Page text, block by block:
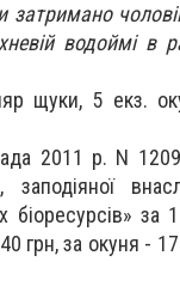
водоймі в
щуки, 5 екз.
2011 р. N
за
за окуня - 17